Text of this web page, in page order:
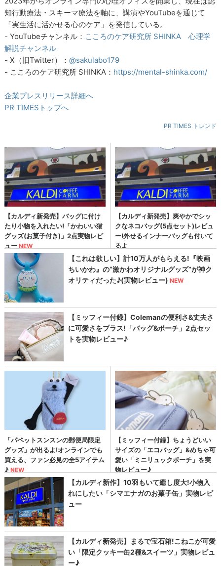
知行動療法・スキーマ療法を軸に、講演やYouTubeを通じて
「実生活に活かせる心のケア」を発信している。
- YouTubeチャンネル： こころのケア研究所 SHINKA 心理学
解説チャンネル
- X（旧Twitter）：@sakulabo179
- こころのケア研究所 SHINKA： https://mental-shinka.com/
企業プレスリリース詳細へ
PR TIMESトップへ
PR TIMES トレンド